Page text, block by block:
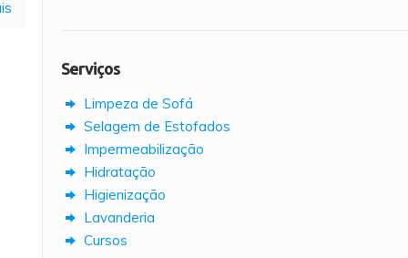
Serviços
Limpeza de Sofá
Selagem de Estofados
Impermeabilização
Hidratação
Higienização
Lavanderia
Cursos